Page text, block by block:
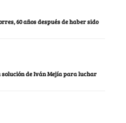
60 años después de haber sido
de Iván Mejía para luchar